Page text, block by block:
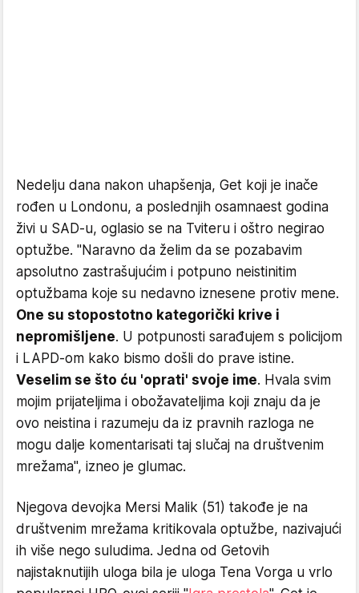
Nedelju dana nakon uhapšenja, Get koji je inače
rođen u Londonu, a poslednjih osamnaest godina
živi u SAD-u, oglasio se na Tviteru i oštro negirao
optužbe. "Naravno da želim da se pozabavim
apsolutno zastrašujućim i potpuno neistinitim
optužbama koje su nedavno iznesene protiv mene.
One su stopostotno kategorički krive i
nepromišljene. U potpunosti sarađujem s policijom
i LAPD-om kako bismo došli do prave istine.
Veselim se što ću 'oprati' svoje ime. Hvala svim
mojim prijateljima i obožavateljima koji znaju da je
ovo neistina i razumeju da iz pravnih razloga ne
mogu dalje komentarisati taj slučaj na društvenim
mrežama", izneo je glumac.
Njegova devojka Mersi Malik (51) takođe je na
društvenim mrežama kritikovala optužbe, nazivajući
ih više nego suludima. Jedna od Getovih
najistaknutijih uloga bila je uloga Tena Vorga u vrlo